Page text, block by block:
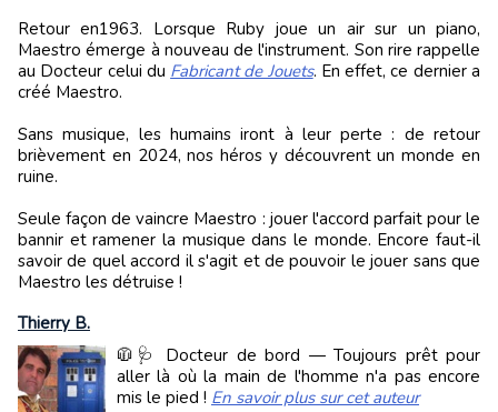
Retour en1963. Lorsque Ruby joue un air sur un piano,
Maestro émerge à nouveau de l'instrument. Son rire rappelle
au Docteur celui du Fabricant de Jouets. En effet, ce dernier a
créé Maestro.
Sans musique, les humains iront à leur perte : de retour
brièvement en 2024, nos héros y découvrent un monde en
ruine.
Seule façon de vaincre Maestro : jouer l'accord parfait pour le
bannir et ramener la musique dans le monde. Encore faut-il
savoir de quel accord il s'agit et de pouvoir le jouer sans que
Maestro les détruise !
Thierry B.
🧥🩺 Docteur de bord — Toujours prêt pour
aller là où la main de l'homme n'a pas encore
mis le pied ! En savoir plus sur cet auteur